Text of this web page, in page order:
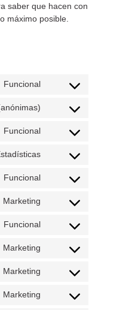
saber que hacen con
máximo posible.
Funcional
Funcional
Funcional
Marketing
Funcional
Marketing
Marketing
Marketing